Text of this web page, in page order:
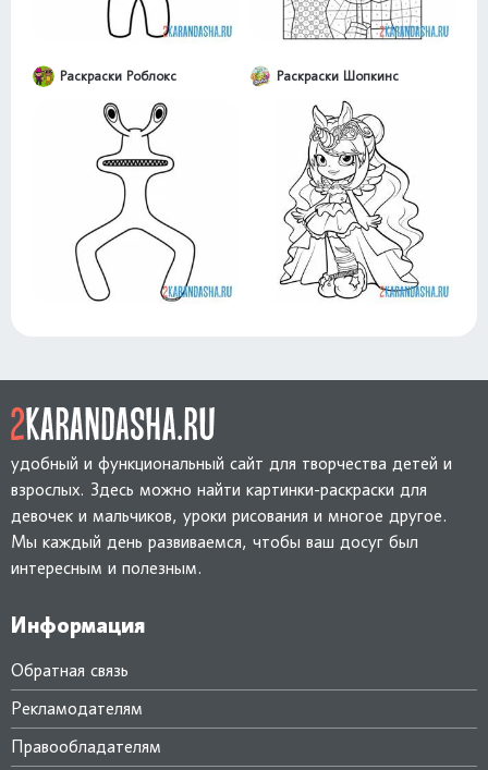
Раскраски Роблокс Раскраски Шопкинс
удобный и функциональный сайт для творчества детей и
взрослых. Здесь можно найти картинки-раскраски для
девочек и мальчиков, уроки рисования и многое другое.
Мы каждый день развиваемся, чтобы ваш досуг был
интересным и полезным.
Информация
Обратная связь
Рекламодателям
Правообладателям